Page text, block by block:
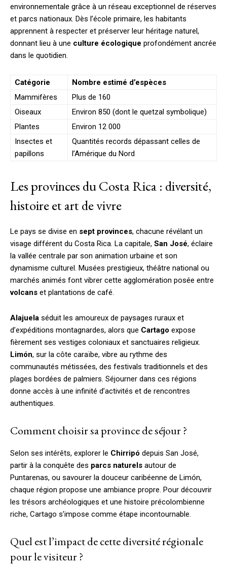
environnementale grâce à un réseau exceptionnel de réserves
et parcs nationaux. Dès l’école primaire, les habitants
apprennent à respecter et préserver leur héritage naturel,
donnant lieu à une culture écologique profondément ancrée
dans le quotidien.
Catégorie
Nombre estimé d’espèces
Mammifères
Plus de 160
Oiseaux
Environ 850 (dont le quetzal symbolique)
Plantes
Environ 12 000
Insectes et
papillons
Quantités records dépassant celles de
l’Amérique du Nord
Les provinces du Costa Rica : diversité,
histoire et art de vivre
Le pays se divise en sept provinces, chacune révélant un
visage différent du Costa Rica. La capitale, San José, éclaire
la vallée centrale par son animation urbaine et son
dynamisme culturel. Musées prestigieux, théâtre national ou
marchés animés font vibrer cette agglomération posée entre
volcans et plantations de café.
Alajuela séduit les amoureux de paysages ruraux et
d’expéditions montagnardes, alors que Cartago expose
fièrement ses vestiges coloniaux et sanctuaires religieux.
Limón, sur la côte caraïbe, vibre au rythme des
communautés métissées, des festivals traditionnels et des
plages bordées de palmiers. Séjourner dans ces régions
donne accès à une infinité d’activités et de rencontres
authentiques.
Comment choisir sa province de séjour ?
Selon ses intérêts, explorer le Chirripó depuis San José,
partir à la conquête des parcs naturels autour de
Puntarenas, ou savourer la douceur caribéenne de Limón,
chaque région propose une ambiance propre. Pour découvrir
les trésors archéologiques et une histoire précolombienne
riche, Cartago s’impose comme étape incontournable.
Quel est l’impact de cette diversité régionale
pour le visiteur ?